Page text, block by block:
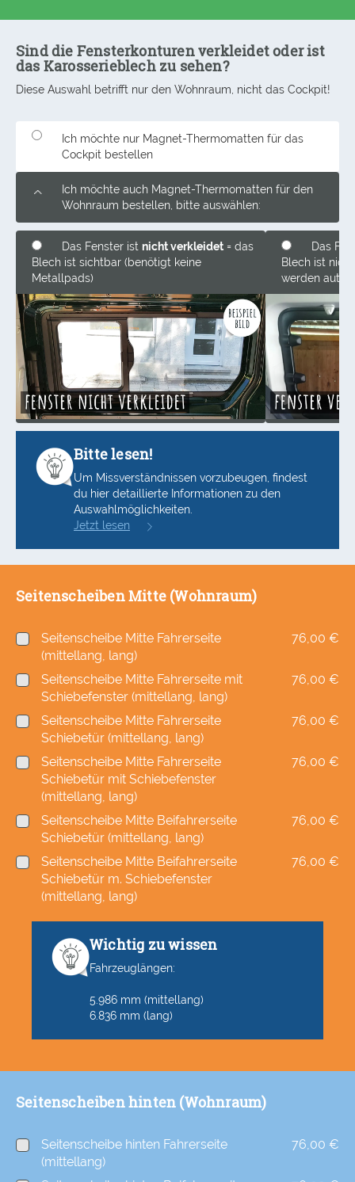
Sind die Fensterkonturen verkleidet oder ist
das Karosserieblech zu sehen?
Diese Auswahl betrifft nur den Wohnraum, nicht das Cockpit!
Ich möchte nur Magnet-Thermomatten für das
Cockpit bestellen
Ich möchte auch Magnet-Thermomatten für den
Wohnraum bestellen, bitte auswählen:
Das Fenster ist nicht verkleidet = das
Blech ist sichtbar (benötigt keine
Metallpads)
Das
Blech ist
werden
Bitte lesen!
Um Missverständnissen vorzubeugen, findest
du hier detaillierte Informationen zu den
Auswahlmöglichkeiten.
Jetzt lesen
Seitenscheiben Mitte (Wohnraum)
Seitenscheibe Mitte Fahrerseite
(mittellang, lang)
76,00 €
Seitenscheibe Mitte Fahrerseite mit
Schiebefenster (mittellang, lang)
76,00 €
Seitenscheibe Mitte Fahrerseite
Schiebetür (mittellang, lang)
76,00 €
Seitenscheibe Mitte Fahrerseite
Schiebetür mit Schiebefenster
(mittellang, lang)
76,00 €
Seitenscheibe Mitte Beifahrerseite
Schiebetür (mittellang, lang)
76,00 €
Seitenscheibe Mitte Beifahrerseite
Schiebetür m. Schiebefenster
(mittellang, lang)
76,00 €
Wichtig zu wissen
Fahrzeuglängen:
5.986 mm (mittellang)
6.836 mm (lang)
Seitenscheiben hinten (Wohnraum)
Seitenscheibe hinten Fahrerseite
(mittellang)
76,00 €